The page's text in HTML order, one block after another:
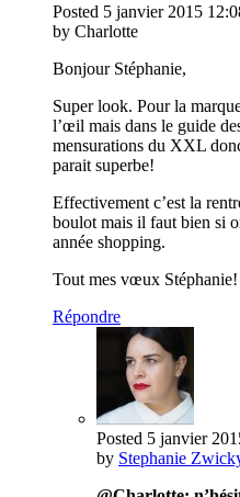
Posted 5 janvier 2015
by Charlotte
Bonjour Stéphanie,
Super look. Pour la
l’œil mais dans le guide
mensurations du XXL
parait superbe!
Effectivement c’est la
boulot mais il faut bien si
année shopping.
Tout mes vœux Stéphanie!
Répondre
Posted 5 janvier
by Stephanie